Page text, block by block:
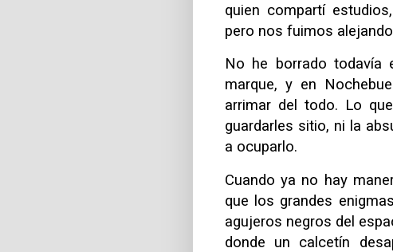
quien compartí
pero nos fuimos
No he borrado todavía
marque, y en
arrimar del todo. Lo
guardarles sitio, ni la
a ocuparlo.
Cuando ya no hay
que los grandes
agujeros negros del
donde un calcetín